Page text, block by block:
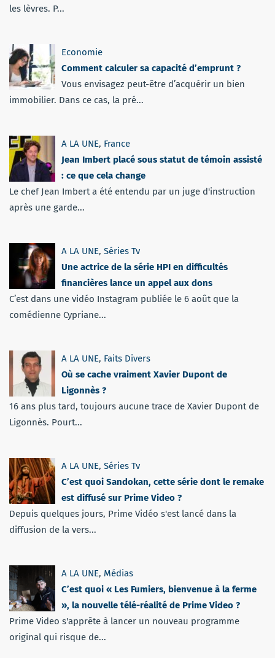
les lèvres. P...
Economie
Comment calculer sa capacité d’emprunt ?
Vous envisagez peut-être d’acquérir un bien
immobilier. Dans ce cas, la pré...
A LA UNE, France
Jean Imbert placé sous statut de témoin assisté
: ce que cela change
Le chef Jean Imbert a été entendu par un juge d'instruction
après une garde...
A LA UNE, Séries Tv
Une actrice de la série HPI en difficultés
financières lance un appel aux dons
C’est dans une vidéo Instagram publiée le 6 août que la
comédienne Cypriane...
A LA UNE, Faits Divers
Où se cache vraiment Xavier Dupont de
Ligonnès ?
16 ans plus tard, toujours aucune trace de Xavier Dupont de
Ligonnès. Pourt...
A LA UNE, Séries Tv
C’est quoi Sandokan, cette série dont le remake
est diffusé sur Prime Video ?
Depuis quelques jours, Prime Vidéo s'est lancé dans la
diffusion de la vers...
A LA UNE, Médias
C’est quoi « Les Fumiers, bienvenue à la ferme
», la nouvelle télé-réalité de Prime Video ?
Prime Video s'apprête à lancer un nouveau programme
original qui risque de...